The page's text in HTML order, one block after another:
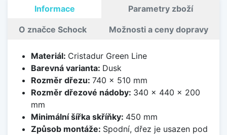
Informace Parametry zboží
O značce Schock Možnosti a ceny dopravy
Materiál: Cristadur Green Line
Barevná varianta: Dusk
Rozměr dřezu: 740 x 510 mm
Rozměr dřezové nádoby: 340 x 440 x 200
mm
Minimální šířka skříňky: 450 mm
Způsob montáže: Spodní, dřez je usazen pod